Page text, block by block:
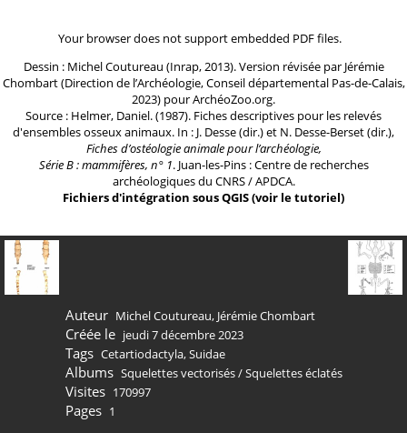
Your browser does not support embedded PDF files.
Dessin : Michel Coutureau (Inrap, 2013). Version révisée par Jérémie
Chombart (Direction de l’Archéologie, Conseil départemental Pas-de-Calais,
2023) pour ArchéoZoo.org.
Source : Helmer, Daniel. (1987). Fiches descriptives pour les relevés
d'ensembles osseux animaux. In : J. Desse (dir.) et N. Desse-Berset (dir.),
Fiches d’ostéologie animale pour l’archéologie,
Série B : mammifères, n° 1. Juan-les-Pins : Centre de recherches
archéologiques du CNRS / APDCA.
Fichiers d'intégration sous QGIS(voir le tutoriel)
Auteur Michel Coutureau, Jérémie Chombart
Créée le jeudi 7 décembre 2023
Tags Cetartiodactyla,Suidae
Albums Squelettes vectorisés/Squelettes éclatés
Visites 170997
Pages 1